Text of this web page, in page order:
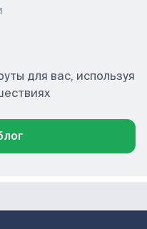
для вас, используя